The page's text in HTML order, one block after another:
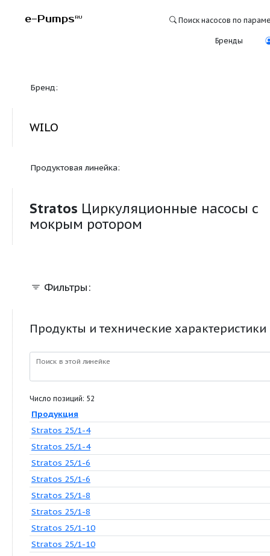
e-Pumps Поиск
Фильтры:
Продукты и технические
Поиск в этой линейке
Число позиций: 52
Продукция
Stratos 25/1-4
Stratos 25/1-4
Stratos 25/1-6